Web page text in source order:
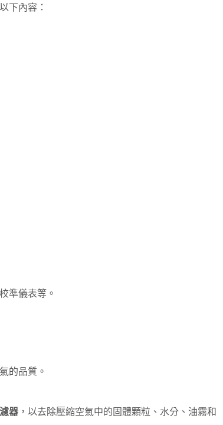
下內容：
準儀表等。
的品質。
器 ，以去除壓縮空氣中的固體顆粒、水分、油霧和